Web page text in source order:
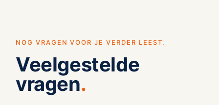
NOG VRAGEN VOOR JE VERDER LEEST.
Veelgestelde
vragen.